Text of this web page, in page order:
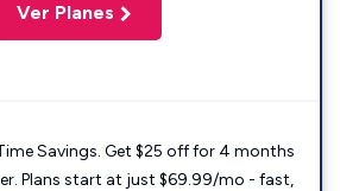
Ver Planes
Savings. Get $25 off for 4 months
Plans start at just $69.99/mo - fast,